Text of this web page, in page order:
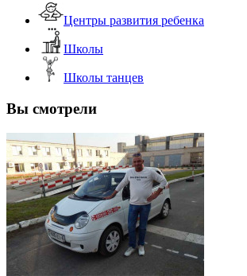
Центры развития ребенка
Школы
Школы танцев
Вы смотрели